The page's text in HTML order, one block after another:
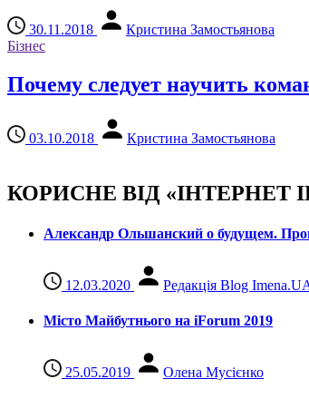
30.11.2018
Кристина Замостьянова
Бізнес
Почему следует научить
03.10.2018 Кристина Замостьянова
КОРИСНЕ ВІД «ІНТЕРНЕТ
Александр Ольшанский о будущем.
12.03.2020 Редакція Blog
Місто Майбутнього на iForum 2019
25.05.2019 Олена Мусієнко